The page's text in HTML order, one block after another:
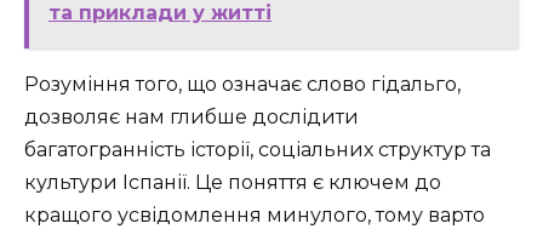
та приклади у житті
Розуміння того, що означає слово гідальго,
дозволяє нам глибше дослідити
багатогранність історії, соціальних структур та
культури Іспанії. Це поняття є ключем до
кращого усвідомлення минулого, тому варто